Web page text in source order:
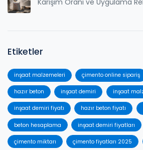
Etiketler
inşaat malzemeleri çimento online sipariş
hazır beton inşaat demiri inşaat
inşaat demiri fiyatı hazır beton fiyatı
beton hesaplama inşaat demiri fiyatları
çimento miktarı çimento fiyatları 2025